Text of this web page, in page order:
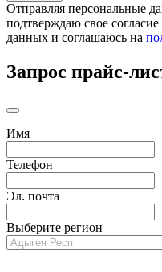
Отправляя персональные
подтверждаю свое
данных и соглашаюсь на
Запрос прайс-
Имя
Телефон
Эл. почта
Выберите регион